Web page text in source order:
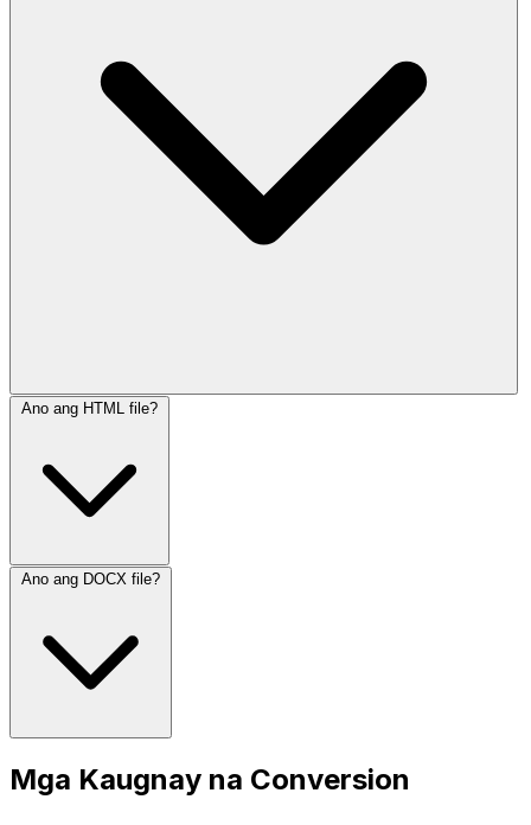
Ano ang HTML file?
Ano ang DOCX file?
Mga Kaugnay na Conversion